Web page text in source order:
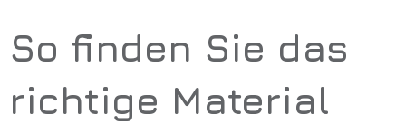
So finden Sie das
richtige Material